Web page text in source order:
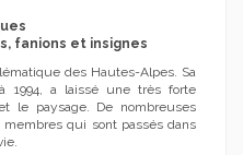
fanions et insignes
des Hautes-Alpes. Sa
1994, a laissé une très forte
le paysage. De nombreuses
qui sont passés dans